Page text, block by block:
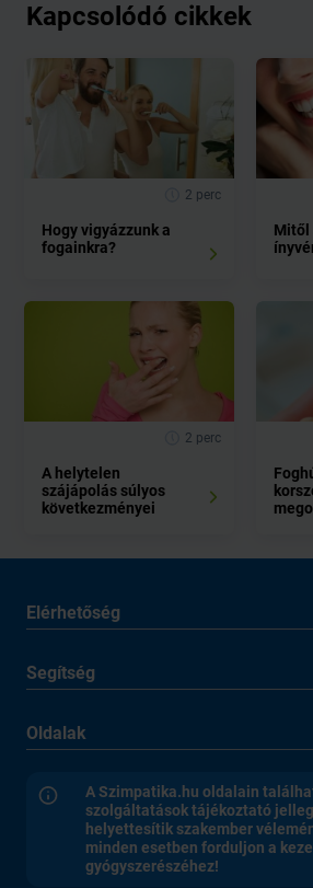
Kapcsolódó cikkek
2 perc
Hogy vigyázzunk a
fogainkra?
Mitől
2 perc
A helytelen
szájápolás súlyos
következményei
Elérhetőség
Segítség
Oldalak
A Szimpatika.hu oldalain
szolgáltatások tájékoztató
helyettesítik szakember
minden esetben forduljon a
gyógyszerészéhez!